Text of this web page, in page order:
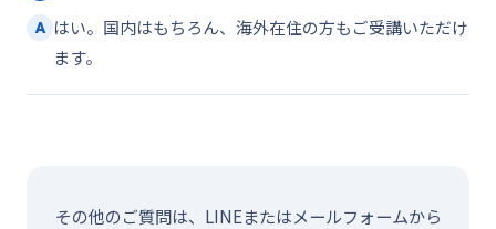
A はい。国内はもちろん、海外在住の方もご受講いただけ
ます。
その他のご質問は、LINEまたはメールフォームから